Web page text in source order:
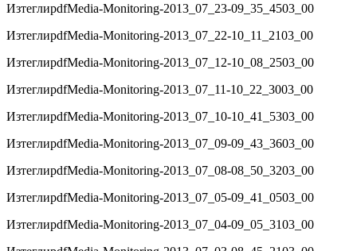
ИзтеглиpdfMedia-Monitoring-2013_07_23-09_35_4503_00
ИзтеглиpdfMedia-Monitoring-2013_07_22-10_11_2103_00
ИзтеглиpdfMedia-Monitoring-2013_07_12-10_08_2503_00
ИзтеглиpdfMedia-Monitoring-2013_07_11-10_22_3003_00
ИзтеглиpdfMedia-Monitoring-2013_07_10-10_41_5303_00
ИзтеглиpdfMedia-Monitoring-2013_07_09-09_43_3603_00
ИзтеглиpdfMedia-Monitoring-2013_07_08-08_50_3203_00
ИзтеглиpdfMedia-Monitoring-2013_07_05-09_41_0503_00
ИзтеглиpdfMedia-Monitoring-2013_07_04-09_05_3103_00